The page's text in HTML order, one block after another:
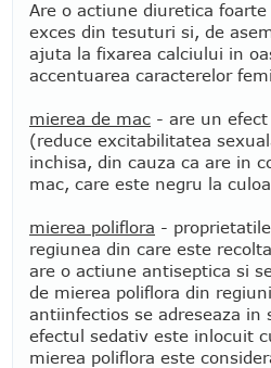
Are o actiune diuretica
exces din tesuturi si, de
ajuta la fixarea calciului in
accentuarea caracterelor
mierea de mac - are un
(reduce excitabilitatea
inchisa, din cauza ca are in
mac, care este negru la
mierea poliflora -
regiunea din care este
are o actiune antiseptica si
de mierea poliflora din
antiinfectios se adreseaza in
efectul sedativ este inlocuit
mierea poliflora este